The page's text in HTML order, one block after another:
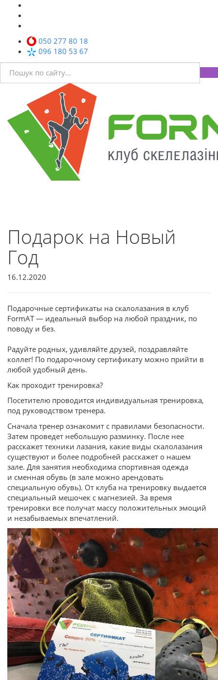
050 277 80 18
096 180 53 67
Подарок на Новый
Год
16.12.2020
Подарочные сертификаты на скалолазания в клуб
FormAT — идеальный выбор на любой праздник, по
поводу и без.
Радуйте родных, удивляйте друзей, поздравляйте
коллег! По подарочному сертификату можно прийти в
любой удобный день.
Как проходит тренировка?
Посетителю проводится индивидуальная тренировка,
под руководством тренера.
Сначала тренер ознакомит с правилами безопасности.
Затем проведет небольшую разминку. После нее
расскажет техники лазания, какие виды скалолазания
существуют и более подробней расскажет о нашем
зале. Для занятия необходима спортивная одежда
и сменная обувь (в зале можно арендовать
специальную обувь). От клуба на тренировку выдается
специальный мешочек с магнезией. За время
тренировки все получат массу положительных эмоций
и незабываемых впечатлений.